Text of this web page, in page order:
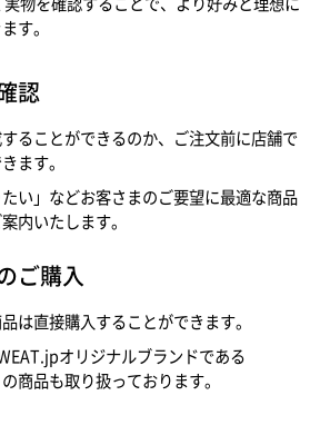
物を確認することで、より好みと理想に
す。
認
ることができるのか、ご注文前に店舗で
ます。
たい」などお客さまのご要望に最適な商品
内いたします。
ご購入
は直接購入することができます。
オリジナルブランドである
商品も取り扱っております。